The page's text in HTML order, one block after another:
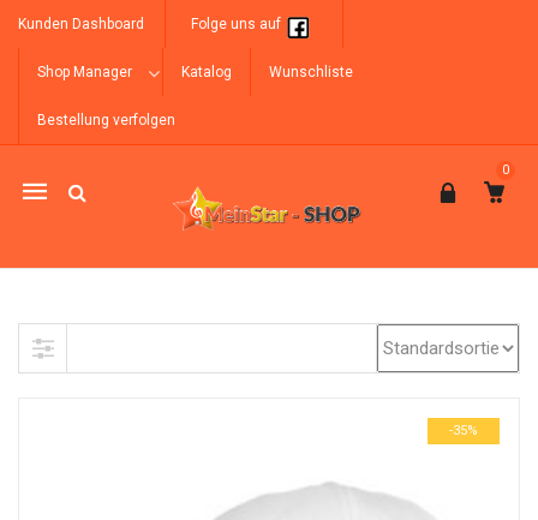
Kunden Dashboard Folge uns auf
Shop Manager Katalog Wunschliste
Bestellung verfolgen
Mobile
0
Skip to content
-35%